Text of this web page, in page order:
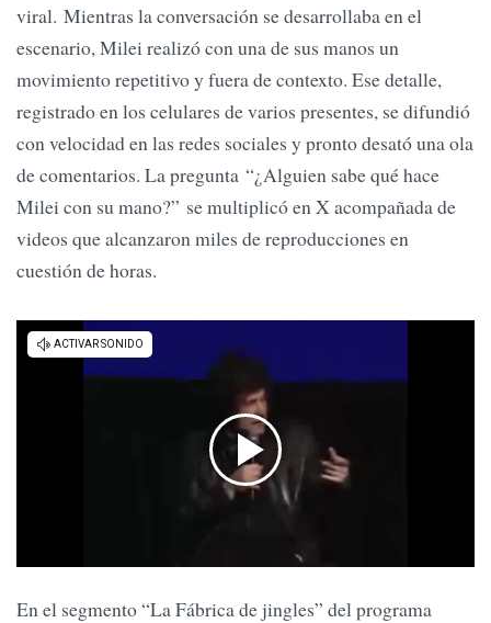
viral. Mientras la conversación se desarrollaba en el
escenario, Milei realizó con una de sus manos un
movimiento repetitivo y fuera de contexto. Ese detalle,
registrado en los celulares de varios presentes, se difundió
con velocidad en las redes sociales y pronto desató una ola
de comentarios. La pregunta “¿Alguien sabe qué hace
Milei con su mano?” se multiplicó en X acompañada de
videos que alcanzaron miles de reproducciones en
cuestión de horas.
En el segmento “La Fábrica de jingles” del programa